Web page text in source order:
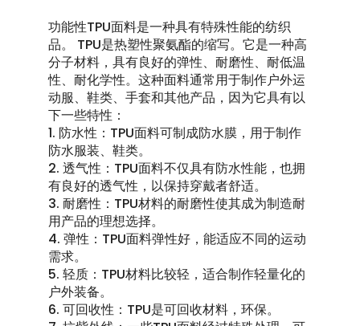
功能性TPU面料是一种具有特殊性能的纺织
品。 TPU是热塑性聚氨酯的缩写。它是一种高
分子材料，具有良好的弹性、耐磨性、耐低温
性、耐化学性。这种面料通常用于制作户外运
动服、鞋类、手套和其他产品，因为它具有以
下一些特性：
1. 防水性：TPU面料可制成防水膜，用于制作
防水服装、鞋类。
2. 透气性：TPU面料不仅具有防水性能，也拥
有良好的透气性，以保持穿戴者舒适。
3. 耐磨性：TPU材料的耐磨性使其成为制造耐
用产品的理想选择。
4. 弹性：TPU面料弹性好，能适应不同的运动
需求。
5. 轻质：TPU材料比较轻，适合制作轻量化的
户外装备。
6. 可回收性：TPU是可回收材料，环保。